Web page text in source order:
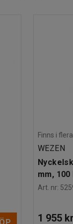
Finns i
WEZEN
mm,
Art. nr:
1 955 kr